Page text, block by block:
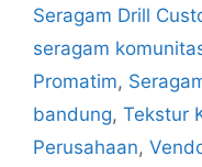
Seragam Drill
seragam
Promatim,
bandung, Tekstur
Perusahaan,